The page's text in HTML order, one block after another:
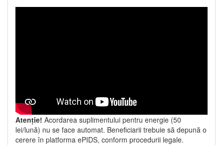
Atenție! Acordarea suplimentului pentru energie (50
lei/lună) nu se face automat. Beneficiarii trebuie să depună o
cerere în platforma ePIDS, conform procedurii legale.